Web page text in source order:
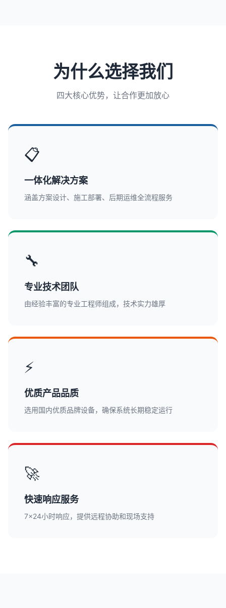
为什么选择我们
四大核心优势，让合作更加放心
📋
一体化解决方案
涵盖方案设计、施工部署、后期运维全流程服务
🔧
专业技术团队
由经验丰富的专业工程师组成，技术实力雄厚
⚡
优质产品品质
选用国内优质品牌设备，确保系统长期稳定运行
🚀
快速响应服务
7×24小时响应，提供远程协助和现场支持